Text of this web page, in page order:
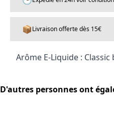
📦Livraison offerte dès 15€
Arôme E-Liquide :
D'autres personnes ont